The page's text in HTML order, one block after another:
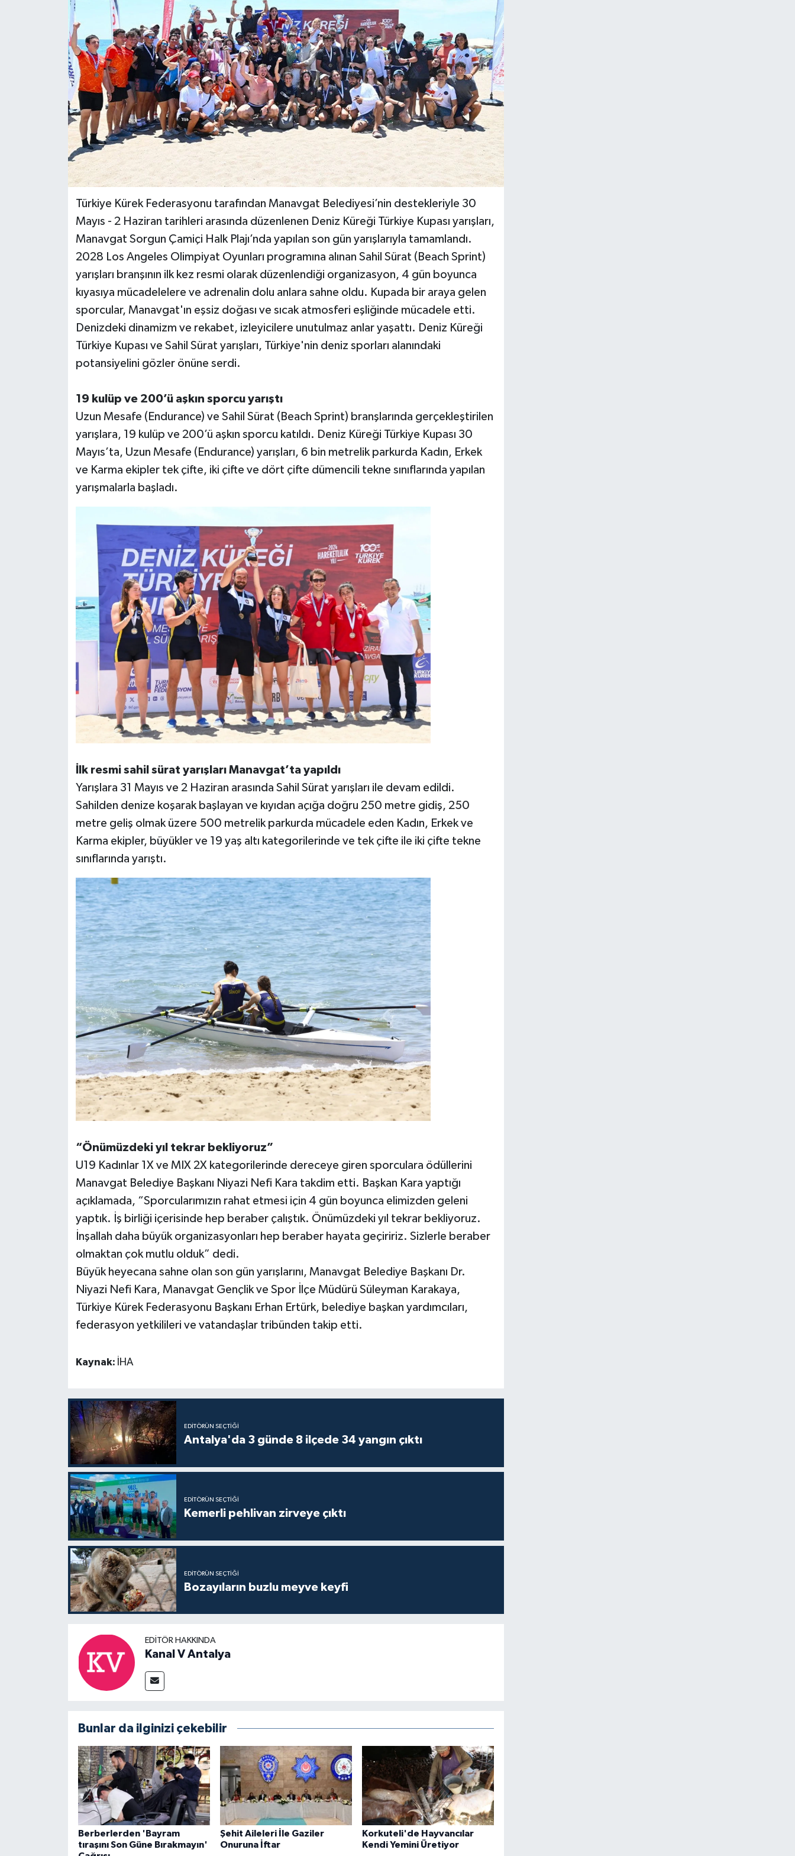
Türkiye Kürek Federasyonu tarafından Manavgat Belediyesi’nin destekleriyle 30
Mayıs - 2 Haziran tarihleri arasında düzenlenen Deniz Küreği Türkiye Kupası yarışları,
Manavgat Sorgun Çamiçi Halk Plajı’nda yapılan son gün yarışlarıyla tamamlandı.
2028 Los Angeles Olimpiyat Oyunları programına alınan Sahil Sürat (Beach Sprint)
yarışları branşının ilk kez resmi olarak düzenlendiği organizasyon, 4 gün boyunca
kıyasıya mücadelelere ve adrenalin dolu anlara sahne oldu. Kupada bir araya gelen
sporcular, Manavgat'ın eşsiz doğası ve sıcak atmosferi eşliğinde mücadele etti.
Denizdeki dinamizm ve rekabet, izleyicilere unutulmaz anlar yaşattı. Deniz Küreği
Türkiye Kupası ve Sahil Sürat yarışları, Türkiye'nin deniz sporları alanındaki
potansiyelini gözler önüne serdi.
19 kulüp ve 200’ü aşkın sporcu yarıştı
Uzun Mesafe (Endurance) ve Sahil Sürat (Beach Sprint) branşlarında gerçekleştirilen
yarışlara, 19 kulüp ve 200’ü aşkın sporcu katıldı. Deniz Küreği Türkiye Kupası 30
Mayıs’ta, Uzun Mesafe (Endurance) yarışları, 6 bin metrelik parkurda Kadın, Erkek
ve Karma ekipler tek çifte, iki çifte ve dört çifte dümencili tekne sınıflarında yapılan
yarışmalarla başladı.
İlk resmi sahil sürat yarışları Manavgat’ta yapıldı
Yarışlara 31 Mayıs ve 2 Haziran arasında Sahil Sürat yarışları ile devam edildi.
Sahilden denize koşarak başlayan ve kıyıdan açığa doğru 250 metre gidiş, 250
metre geliş olmak üzere 500 metrelik parkurda mücadele eden Kadın, Erkek ve
Karma ekipler, büyükler ve 19 yaş altı kategorilerinde ve tek çifte ile iki çifte tekne
sınıflarında yarıştı.
“Önümüzdeki yıl tekrar bekliyoruz”
U19 Kadınlar 1X ve MIX 2X kategorilerinde dereceye giren sporculara ödüllerini
Manavgat Belediye Başkanı Niyazi Nefi Kara takdim etti. Başkan Kara yaptığı
açıklamada, “Sporcularımızın rahat etmesi için 4 gün boyunca elimizden geleni
yaptık. İş birliği içerisinde hep beraber çalıştık. Önümüzdeki yıl tekrar bekliyoruz.
İnşallah daha büyük organizasyonları hep beraber hayata geçiririz. Sizlerle beraber
olmaktan çok mutlu olduk” dedi.
Büyük heyecana sahne olan son gün yarışlarını, Manavgat Belediye Başkanı Dr.
Niyazi Nefi Kara, Manavgat Gençlik ve Spor İlçe Müdürü Süleyman Karakaya,
Türkiye Kürek Federasyonu Başkanı Erhan Ertürk, belediye başkan yardımcıları,
federasyon yetkilileri ve vatandaşlar tribünden takip etti.
Kaynak: İHA
EDITÖRÜN SEÇTIĞI
Antalya'da 3 günde 8 ilçede 34 yangın çıktı
EDITÖRÜN SEÇTIĞI
Kemerli pehlivan zirveye çıktı
EDITÖRÜN SEÇTIĞI
Bozayıların buzlu meyve keyfi
EDITÖR HAKKINDA
Kanal V Antalya
Bunlar da ilginizi çekebilir
Berberlerden 'Bayram
tıraşını Son Güne Bırakmayın'
Şehit Aileleri İle Gaziler
Onuruna İftar
Korkuteli'de Hayvancılar
Kendi Yemini Üretiyor
Haberler
KANALV Spor
Kültür Sanat
Magazin
Öğle Bülteni
Sosyal medya
Televizyon